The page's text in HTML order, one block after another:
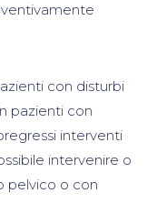
con disturbi
pazienti con
interventi
intervenire o
pelvico o con